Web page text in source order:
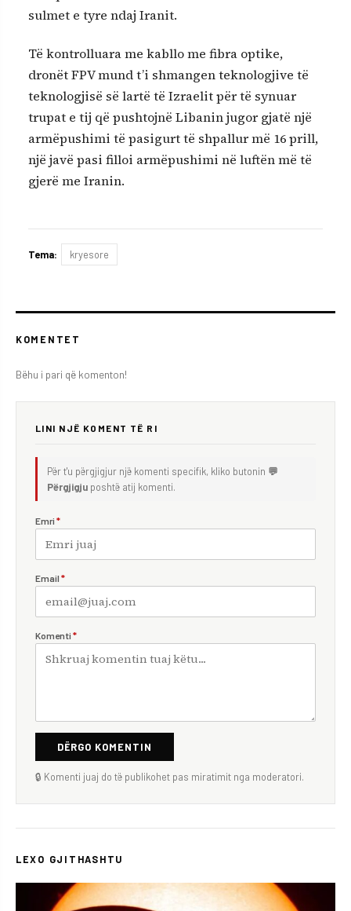
sulmet e tyre ndaj Iranit.
Të kontrolluara me kabllo me fibra optike,
dronët FPV mund t’i shmangen teknologjive të
teknologjisë së lartë të Izraelit për të synuar
trupat e tij që pushtojnë Libanin jugor gjatë një
armëpushimi të pasigurt të shpallur më 16 prill,
një javë pasi filloi armëpushimi në luftën më të
gjerë me Iranin.
Tema: kryesore
KOMENTET
Bëhu i pari që komenton!
LINI NJË KOMENT TË RI
Për t'u përgjigjur një komenti specifik, kliko butonin 💬
Përgjigju poshtë atij komenti.
Emri *
Email *
Komenti *
DËRGO KOMENTIN
🔒 Komenti juaj do të publikohet pas miratimit nga moderatori.
LEXO GJITHASHTU